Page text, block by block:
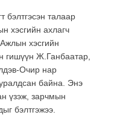
бэлтгэсэн талаар
хэсгийн ахлагч
хэсгийн
гишүүн Ж.Ганбаатар,
Очир нар
байна. Энэ
үзэж, зарчмын
бэлтгэжээ.